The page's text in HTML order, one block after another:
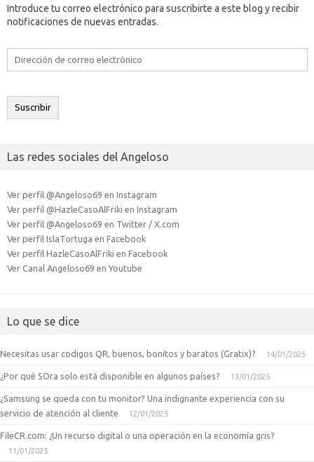
Introduce tu correo electrónico para suscribirte a este blog y recibir
notificaciones de nuevas entradas.
Dirección
electrónico
Suscribir
Las redes sociales del Angeloso
Ver perfil @Angeloso69 en Instagram
Ver perfil @HazleCasoAlFriki en Instagram
Ver perfil @Angeloso69 en Twitter / X.com
Ver perfil IslaTortuga en Facebook
Ver perfil HazleCasoAlFriki en Facebook
Ver Canal Angeloso69 en Youtube
Lo que se dice
Necesitas usar codigos QR, buenos, bonitos y baratos (Gratix)? 14/01/2025
¿Por qué SOra solo está disponible en algunos países? 13/01/2025
¿Samsung se queda con tu monitor? Una indignante experiencia con su
servicio de atención al cliente
12/01/2025
FileCR.com: ¿Un recurso digital o una operación en la economía gris?
11/01/2025